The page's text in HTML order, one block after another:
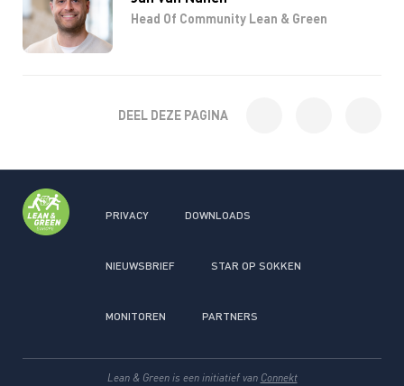
Head Of Community Lean & Green
DEEL DEZE PAGINA
PRIVACY DOWNLOADS
NIEUWSBRIEF STAR OP SOKKEN
MONITOREN PARTNERS
Lean & Green is een initiatief van Connekt